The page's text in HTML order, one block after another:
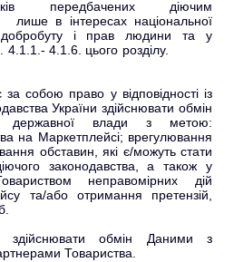
передбачених діючим
лише в інтересах національної
добробуту і прав людини та у
4.1.1.- 4.1.6. цього розділу.
собою право у відповідності із
України здійснювати обмін
влади з метою:
на Маркетплейсі; врегулювання
обставин, які є/можуть стати
законодавства, а також у
неправомірних дій
та/або отримання претензій,
обмін Даними з
Товариства.